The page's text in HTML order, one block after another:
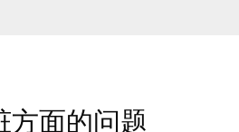
方面的问题